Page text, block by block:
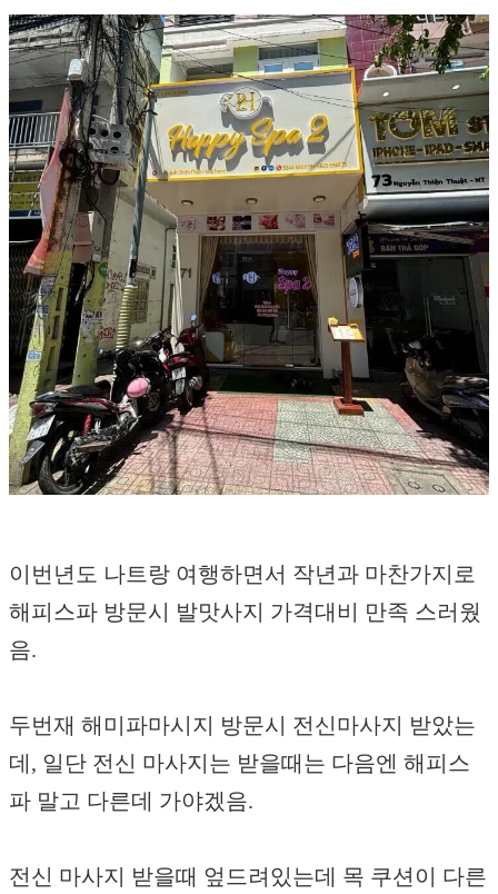
이번년도 나트랑 여행하면서 작년과 마찬가지로
해피스파 방문시 발맛사지 가격대비 만족 스러웠
음.
두번재 해미파마시지 방문시 전신마사지 받았는
데, 일단 전신 마사지는 받을때는 다음엔 해피스
파 말고 다른데 가야겠음.
전신 마사지 받을때 엎드려있는데 목 쿠션이 다른